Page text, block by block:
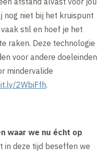
nog niet bij het kruispunt
stil en hoef je het
raken. Deze technologie
voor andere doeleinden
mindervalide
2WbiFfh.
waar we nu écht op
in deze tijd beseffen we